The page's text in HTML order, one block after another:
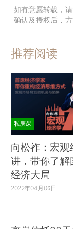
如有意愿转载，
确认及授权后，方
推荐阅读
私房课
向松祚：宏观
讲，带你了解
经济大局
2022年04月06日